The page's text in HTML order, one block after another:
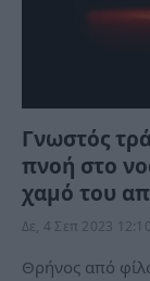
Γνωστός
πνοή στο
χαμό του
Δε, 4 Σεπ 2023 12:10
Θρήνος από